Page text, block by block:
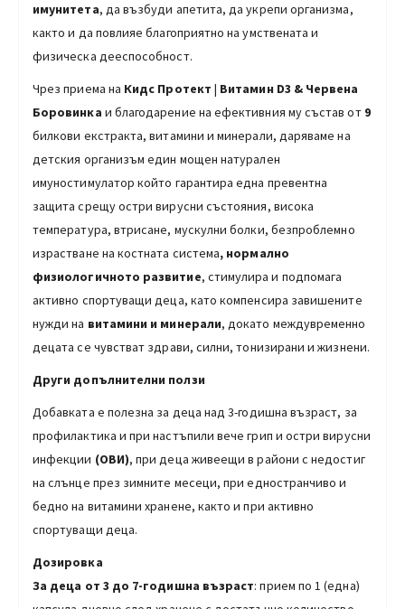
имунитета, да възбуди апетита, да укрепи организма,
както и да повлияе благоприятно на умствената и
физическа дееспособност.
Чрез приема на Кидс Протект | Витамин D3 & Червена
Боровинка и благодарение на ефективния му състав от 9
билкови екстракта, витамини и минерали, даряваме на
детския организъм един мощен натурален
имуностимулатор който гарантира една превентна
защита срещу остри вирусни състояния, висока
температура, втрисане, мускулни болки, безпроблемно
израстване на костната система, нормално
физиологичното развитие, стимулира и подпомага
активно спортуващи деца, като компенсира завишените
нужди на витамини и минерали, докато междувременно
децата се чувстват здрави, силни, тонизирани и жизнени.
Други допълнителни ползи
Добавката е полезна за деца над 3-годишна възраст, за
профилактика и при настъпили вече грип и остри вирусни
инфекции (ОВИ), при деца живеещи в райони с недостиг
на слънце през зимните месеци, при едностранчиво и
бедно на витамини хранене, както и при активно
спортуващи деца.
Дозировка
За деца от 3 до 7-годишна възраст: прием по 1 (една)